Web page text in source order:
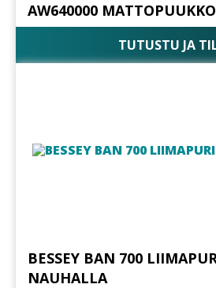
AW640000
TUTUSTU JA
BESSEY BAN 700
NAUHALLA